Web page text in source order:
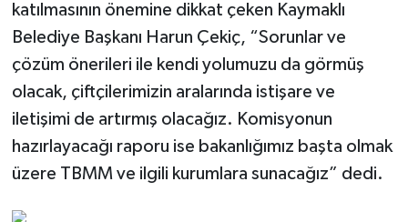
katılmasının önemine dikkat çeken Kaymaklı
Belediye Başkanı Harun Çekiç, “Sorunlar ve
çözüm önerileri ile kendi yolumuzu da görmüş
olacak, çiftçilerimizin aralarında istişare ve
iletişimi de artırmış olacağız. Komisyonun
hazırlayacağı raporu ise bakanlığımız başta olmak
üzere TBMM ve ilgili kurumlara sunacağız” dedi.